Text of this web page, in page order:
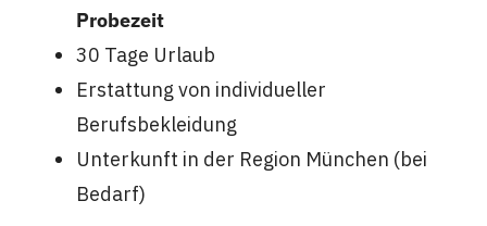
Probezeit
30 Tage Urlaub
Erstattung von individueller
Berufsbekleidung
Unterkunft in der Region München (bei
Bedarf)